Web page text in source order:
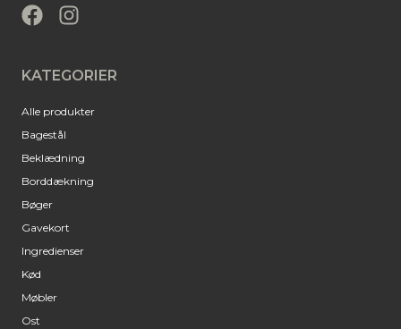
KATEGORIER
Alle produkter
Bagestål
Beklædning
Borddækning
Bøger
Gavekort
Ingredienser
Kød
Møbler
Ost